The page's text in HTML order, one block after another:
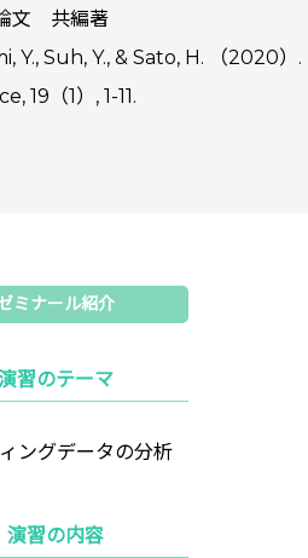
文 共編著
Y., Suh, Y., & Sato, H. （
19（1）, 1-11.
ミナール紹介
習のテーマ
ングデータの分析
演習の内容